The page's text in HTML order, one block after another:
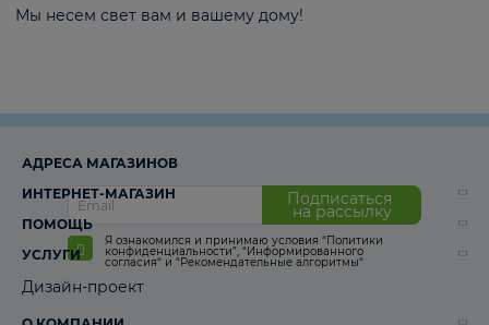
Мы несем свет вам и вашему дому!
Подписаться
на рассылку
Я ознакомился и принимаю условия “Политики
конфиденциальности”, “Информированного
согласия“ и “Рекомендательные алгоритмы“
АДРЕСА МАГАЗИНОВ
ИНТЕРНЕТ-МАГАЗИН
ПОМОЩЬ
УСЛУГИ
Дизайн-проект